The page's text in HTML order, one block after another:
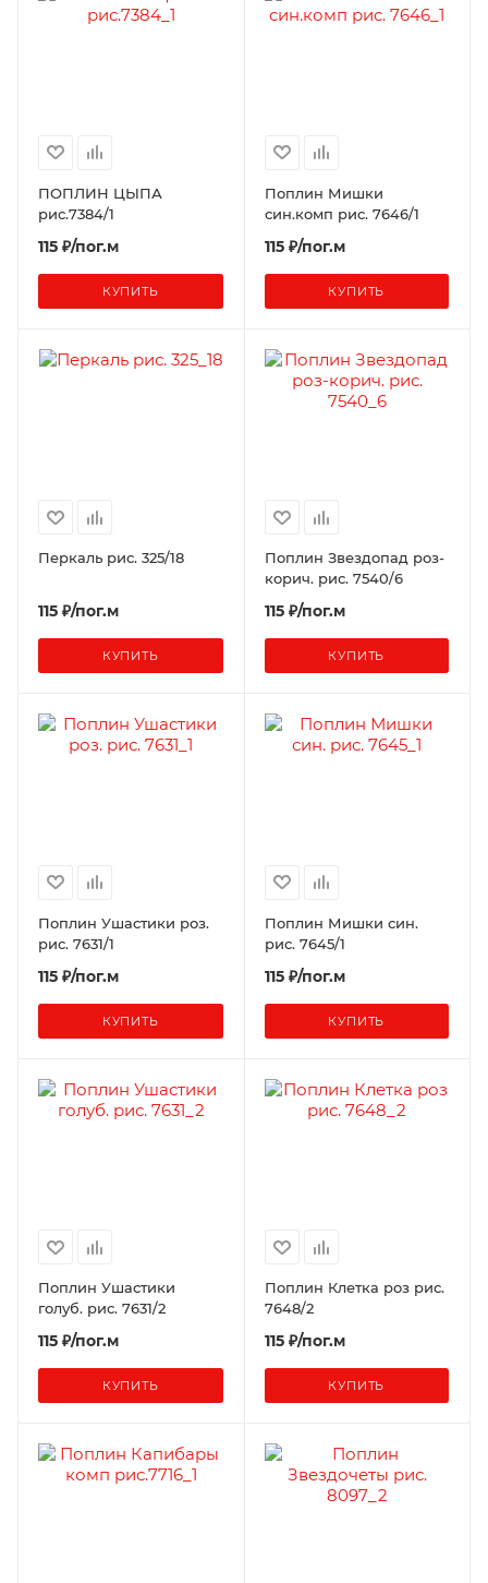
ПОПЛИН ЦЫПА
рис.7384/1
115 ₽/пог.м
КУПИТЬ
Поплин Мишки
син.комп рис. 7646/1
115 ₽/пог.м
КУПИТЬ
Перкаль рис. 325/18
115 ₽/пог.м
КУПИТЬ
Поплин Звездопад роз-
корич. рис. 7540/6
115 ₽/пог.м
КУПИТЬ
Поплин Ушастики роз.
рис. 7631/1
115 ₽/пог.м
КУПИТЬ
Поплин Мишки син.
рис. 7645/1
115 ₽/пог.м
КУПИТЬ
Поплин Ушастики
голуб. рис. 7631/2
115 ₽/пог.м
КУПИТЬ
Поплин Клетка роз рис.
7648/2
115 ₽/пог.м
КУПИТЬ